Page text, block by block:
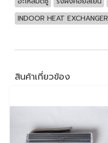
INDOOR HEAT EXCHANGER
สินค้าเกี่ยวข้อง